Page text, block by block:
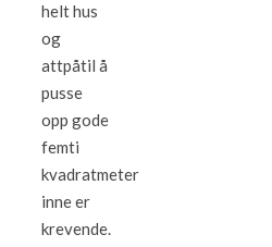
helt hus
og
attpåtil å
pusse
opp gode
femti
kvadratmeter
inne er
krevende.